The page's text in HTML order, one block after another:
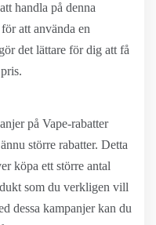
handla på denna
att använda en
det lättare för dig att få
på Vape-rabatter
större rabatter. Detta
köpa ett större antal
som du verkligen vill
dessa kampanjer kan du